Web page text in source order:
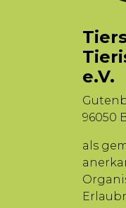
e.V.
96050
als